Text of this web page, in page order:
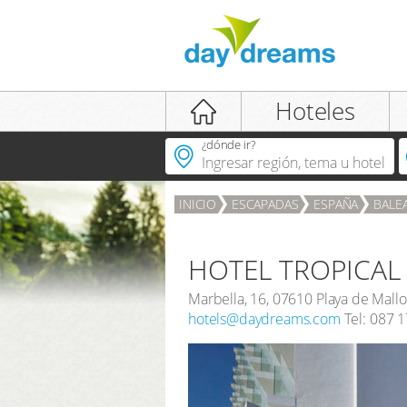
iniciar sesión
INICIAR SESIÓN
Hoteles
¿dónde ir?
INICIO ESCAPADAS ESPAÑA
HOTEL TROPICAL
Marbella, 16, 07610 Playa de
hotels@daydreams.com Tel: 087